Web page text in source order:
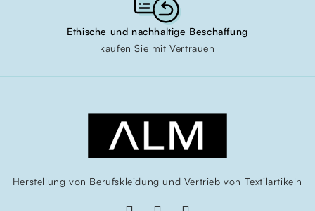
Ethische und nachhaltige Beschaffung
kaufen Sie mit Vertrauen
Herstellung von Berufskleidung und Vertrieb von Textilartikeln